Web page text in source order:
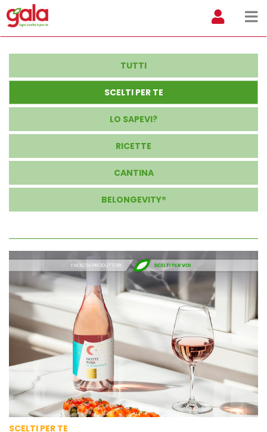
TUTTI
SCELTI PER TE
LO SAPEVI?
RICETTE
CANTINA
BELONGEVITY®
SCELTI PER TE